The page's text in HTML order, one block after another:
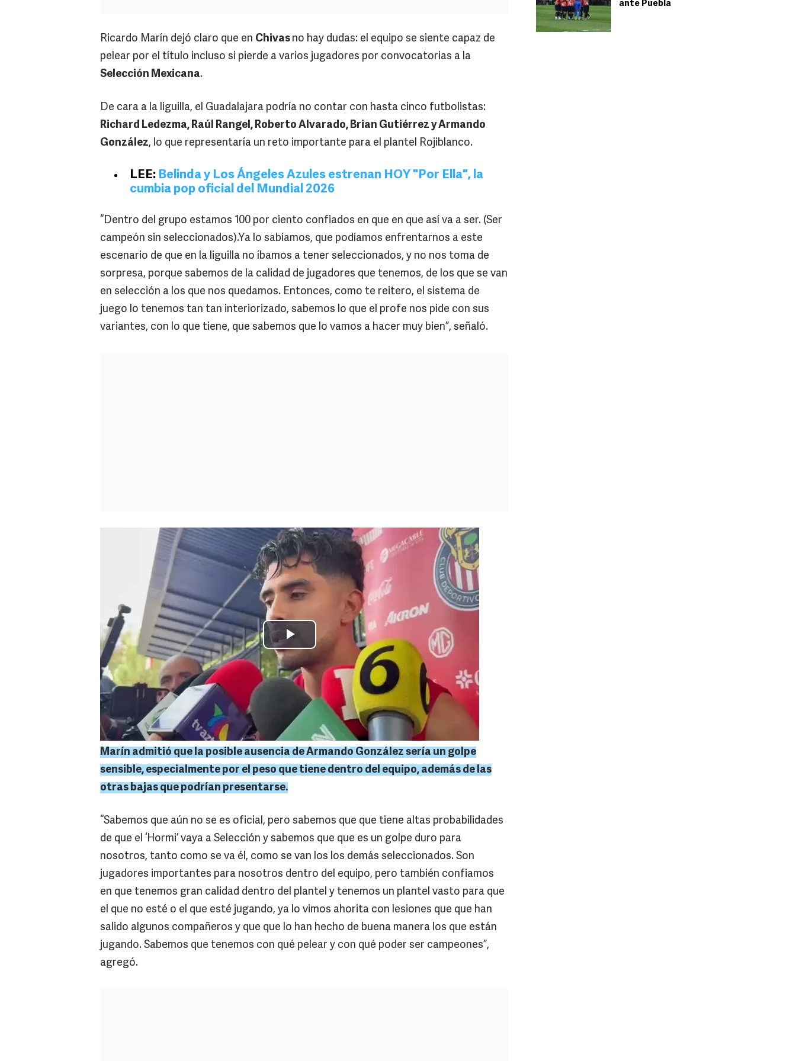
ante Puebla
Ricardo Marín dejó claro que en Chivas no hay dudas: el equipo se siente capaz de
pelear por el título incluso si pierde a varios jugadores por convocatorias a la
Selección Mexicana.
De cara a la liguilla, el Guadalajara podría no contar con hasta cinco futbolistas:
Richard Ledezma, Raúl Rangel, Roberto Alvarado, Brian Gutiérrez y Armando
González, lo que representaría un reto importante para el plantel Rojiblanco.
LEE: Belinda y Los Ángeles Azules estrenan HOY "Por Ella", la
cumbia pop oficial del Mundial 2026
“Dentro del grupo estamos 100 por ciento confiados en que en que así va a ser. (Ser
campeón sin seleccionados).Ya lo sabíamos, que podíamos enfrentarnos a este
escenario de que en la liguilla no íbamos a tener seleccionados, y no nos toma de
sorpresa, porque sabemos de la calidad de jugadores que tenemos, de los que se van
en selección a los que nos quedamos. Entonces, como te reitero, el sistema de
juego lo tenemos tan tan interiorizado, sabemos lo que el profe nos pide con sus
variantes, con lo que tiene, que sabemos que lo vamos a hacer muy bien”, señaló.
Marín admitió que la posible ausencia de Armando González sería un golpe
sensible, especialmente por el peso que tiene dentro del equipo, además de las
otras bajas que podrían presentarse.
“Sabemos que aún no se es oficial, pero sabemos que que tiene altas probabilidades
de que el ‘Hormi’ vaya a Selección y sabemos que que es un golpe duro para
nosotros, tanto como se va él, como se van los los demás seleccionados. Son
jugadores importantes para nosotros dentro del equipo, pero también confiamos
en que tenemos gran calidad dentro del plantel y tenemos un plantel vasto para que
el que no esté o el que esté jugando, ya lo vimos ahorita con lesiones que que han
salido algunos compañeros y que que lo han hecho de buena manera los que están
jugando. Sabemos que tenemos con qué pelear y con qué poder ser campeones”,
agregó.